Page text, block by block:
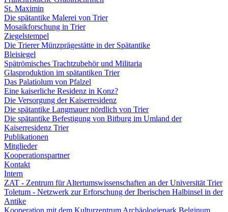
St. Maximin
Die spätantike Malerei von Trier
Mosaikforschung in Trier
Ziegelstempel
Die Trierer Münzprägestätte in der Spätantike
Bleisiegel
Spätrömisches Trachtzubehör und Militaria
Glasproduktion im spätantiken Trier
Das Palatiolum von Pfalzel
Eine kaiserliche Residenz in Konz?
Die Versorgung der Kaiserresidenz
Die spätantike Langmauer nördlich von Trier
Die spätantike Befestigung von Bitburg im Umland der
Kaiserresidenz Trier
Publikationen
Mitglieder
Kooperationspartner
Kontakt
Intern
ZAT - Zentrum für Altertumswissenschaften an der Universität Trier
Toletum - Netzwerk zur Erforschung der Iberischen Halbinsel in der
Antike
Kooperation mit dem Kulturzentrum Archäologiepark Belginum